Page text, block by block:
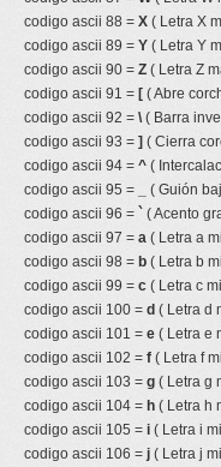
codigo ascii 88 = X ( Letra X
codigo ascii 89 = Y ( Letra Y
codigo ascii 90 = Z ( Letra Z
codigo ascii 91 = [ ( Abre
codigo ascii 92 = \( Barra
codigo ascii 93 = ] ( Cierra
codigo ascii 94 = ^ (
codigo ascii 95 =
( Guión
codigo ascii 96 = ` ( Acento
codigo ascii 97 = a ( Letra a
codigo ascii 98 = b ( Letra b
codigo ascii 99 = c ( Letra c
codigo ascii 100 = d ( Letra d
codigo ascii 101 = e ( Letra e
codigo ascii 102 = f ( Letra f
codigo ascii 103 = g ( Letra g
codigo ascii 104 = h ( Letra h
codigo ascii 105 = i ( Letra i
codigo ascii 106 = j ( Letra j